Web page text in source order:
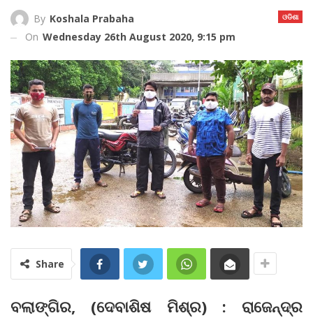
ଓଡିଶା
By Koshala Prabaha
On Wednesday 26th August 2020, 9:15 pm
Share
ବଲାଙ୍ଗିର, (ଦେବାଶିଷ ମିଶ୍ର) : ରାଜେନ୍ଦ୍ର